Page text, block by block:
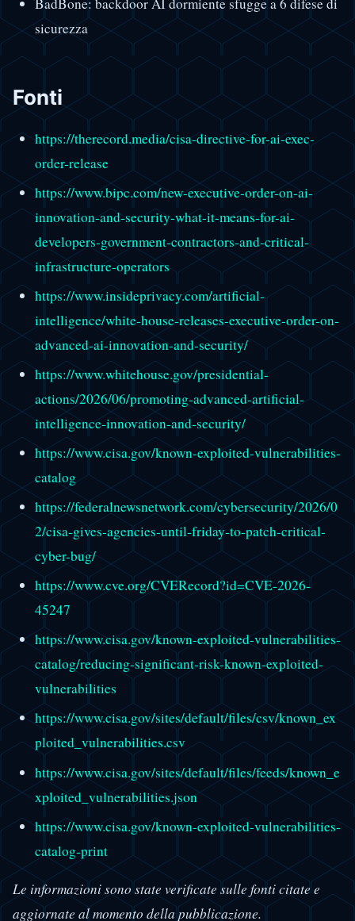
sicurezza
Fonti
https://therecord.media/cisa-directive-for-ai-exec-
order-release
https://www.bipc.com/new-executive-order-on-ai-
innovation-and-security-what-it-means-for-ai-
developers-government-contractors-and-critical-
infrastructure-operators
https://www.insideprivacy.com/artificial-
intelligence/white-house-releases-executive-order-on-
advanced-ai-innovation-and-security/
https://www.whitehouse.gov/presidential-
actions/2026/06/promoting-advanced-artificial-
intelligence-innovation-and-security/
https://www.cisa.gov/known-exploited-vulnerabilities-
catalog
https://federalnewsnetwork.com/cybersecurity/2026/0
2/cisa-gives-agencies-until-friday-to-patch-critical-
cyber-bug/
https://www.cve.org/CVERecord?id=CVE-2026-
45247
https://www.cisa.gov/known-exploited-vulnerabilities-
catalog/reducing-significant-risk-known-exploited-
vulnerabilities
https://www.cisa.gov/sites/default/files/csv/known_ex
ploited_vulnerabilities.csv
https://www.cisa.gov/sites/default/files/feeds/known_e
xploited_vulnerabilities.json
https://www.cisa.gov/known-exploited-vulnerabilities-
catalog-print
Le informazioni sono state verificate sulle fonti citate e
aggiornate al momento della pubblicazione.